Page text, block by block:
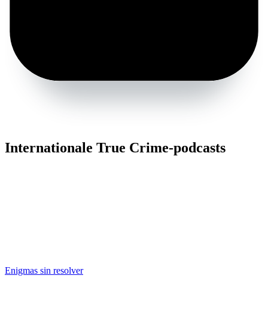
Internationale True Crime-podcasts
Enigmas sin resolver